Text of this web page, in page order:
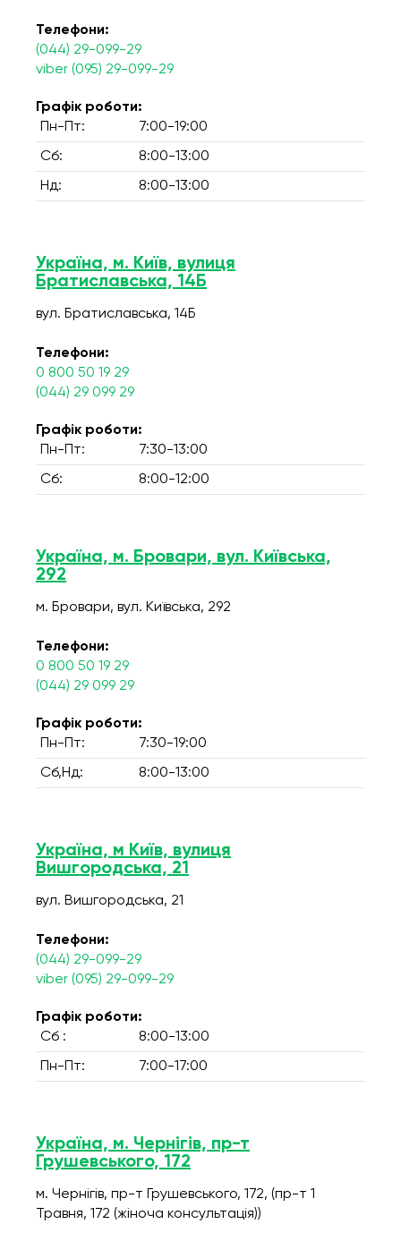
Телефони:
(044) 29-099-29
viber (095) 29-099-29
Графік роботи:
Пн-Пт:
7:00-19:00
Сб: 8:00-13:00
Нд: 8:00-13:00
Україна, м. Київ, вулиця
Братиславська, 14Б
вул. Братиславська, 14Б
Телефони:
0 800 50 19 29
(044) 29 099 29
Графік роботи:
Пн-Пт:
7:30-13:00
Сб: 8:00-12:00
Україна, м. Бровари, вул. Київська,
292
м. Бровари, вул. Київська, 292
Телефони:
0 800 50 19 29
(044) 29 099 29
Графік роботи:
Пн-Пт:
7:30-19:00
Сб,Нд: 8:00-13:00
Україна, м Київ, вулиця
Вишгородська, 21
вул. Вишгородська, 21
Телефони:
(044) 29-099-29
viber (095) 29-099-29
Графік роботи:
Сб :
8:00-13:00
Пн-Пт: 7:00-17:00
Україна, м. Чернігів, пр-т
Грушевського, 172
м. Чернігів, пр-т Грушевського, 172, (пр-т 1
Травня, 172 (жіноча консультація))